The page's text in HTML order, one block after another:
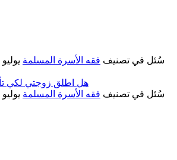
سُئل في تصنيف فقه الأسرة المسلمة يوليو 19، 2024
40305 - هل اطلق زوجتي
سُئل في تصنيف فقه الأسرة المسلمة يوليو 19، 2024